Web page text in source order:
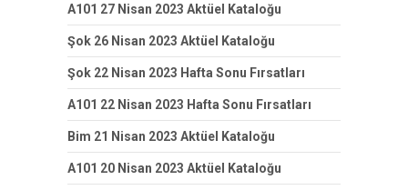
A101 27 Nisan 2023 Aktüel Kataloğu
Şok 26 Nisan 2023 Aktüel Kataloğu
Şok 22 Nisan 2023 Hafta Sonu Fırsatları
A101 22 Nisan 2023 Hafta Sonu Fırsatları
Bim 21 Nisan 2023 Aktüel Kataloğu
A101 20 Nisan 2023 Aktüel Kataloğu